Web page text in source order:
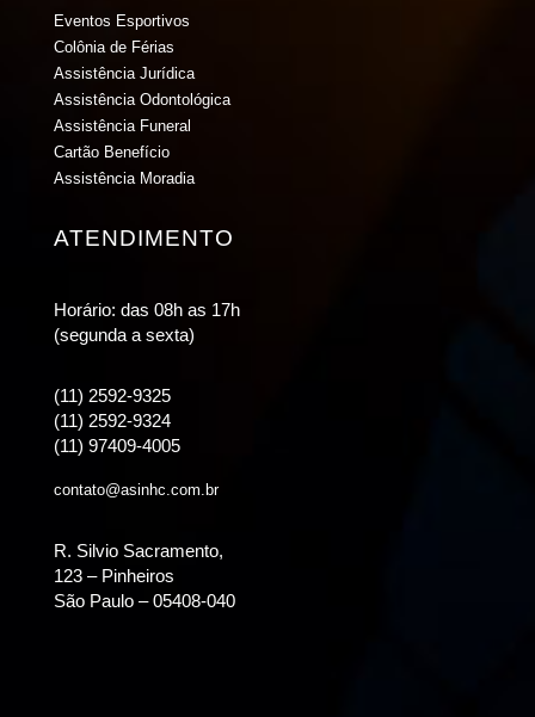
Eventos Esportivos
Colônia de Férias
Assistência Jurídica
Assistência Odontológica
Assistência Funeral
Cartão Benefício
Assistência Moradia
ATENDIMENTO
Horário: das 08h as 17h
(segunda a sexta)
(11) 2592-9325
(11) 2592-9324
(11) 97409-4005
contato@asinhc.com.br
R. Silvio Sacramento,
123 – Pinheiros
São Paulo – 05408-040